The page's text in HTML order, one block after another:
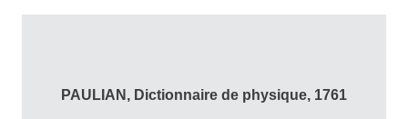
PAULIAN, Dictionnaire de physique, 1761